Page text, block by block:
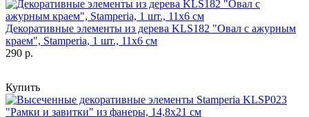
Декоративные элементы из дерева KLS182 "Овал с ажурным
краем", Stamperia, 1 шт., 11х6 см
290 р.
Купить